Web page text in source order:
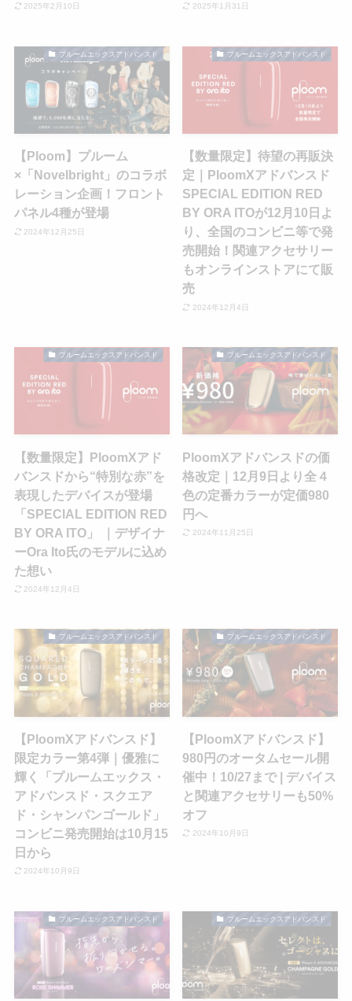
2025年2月10日 2025年1月31日
プルームエックスアドバンスド
【Ploom】プルーム
×「Novelbright」のコラボ
レーション企画！フロント
パネル4種が登場
2024年12月25日
プルームエックスアドバンスド
【数量限定】待望の再販決
定｜PloomXアドバンスド
SPECIAL EDITION RED
BY ORA ITOが12月10日よ
り、全国のコンビニ等で発
売開始！関連アクセサリー
もオンラインストアにて販
売
2024年12月4日
プルームエックスアドバンスド
【数量限定】PloomXアド
バンスドから“特別な赤”を
表現したデバイスが登場
「SPECIAL EDITION RED
BY ORA ITO」 ｜デザイナ
ーOra Ito氏のモデルに込め
た想い
2024年12月4日
プルームエックスアドバンスド
PloomXアドバンスドの価
格改定｜12月9日より全４
色の定番カラーが定価980
円へ
2024年11月25日
プルームエックスアドバンスド
【PloomXアドバンスド】
限定カラー第4弾｜優雅に
輝く「プルームエックス・
アドバンスド・スクエア
ド・シャンパンゴールド」
コンビニ発売開始は10月15
日から
2024年10月9日
プルームエックスアドバンスド
【PloomXアドバンスド】
980円のオータムセール開
催中！10/27まで | デバイス
と関連アクセサリーも50%
オフ
2024年10月9日
プルームエックスアドバンスド プルームエックスアドバンスド